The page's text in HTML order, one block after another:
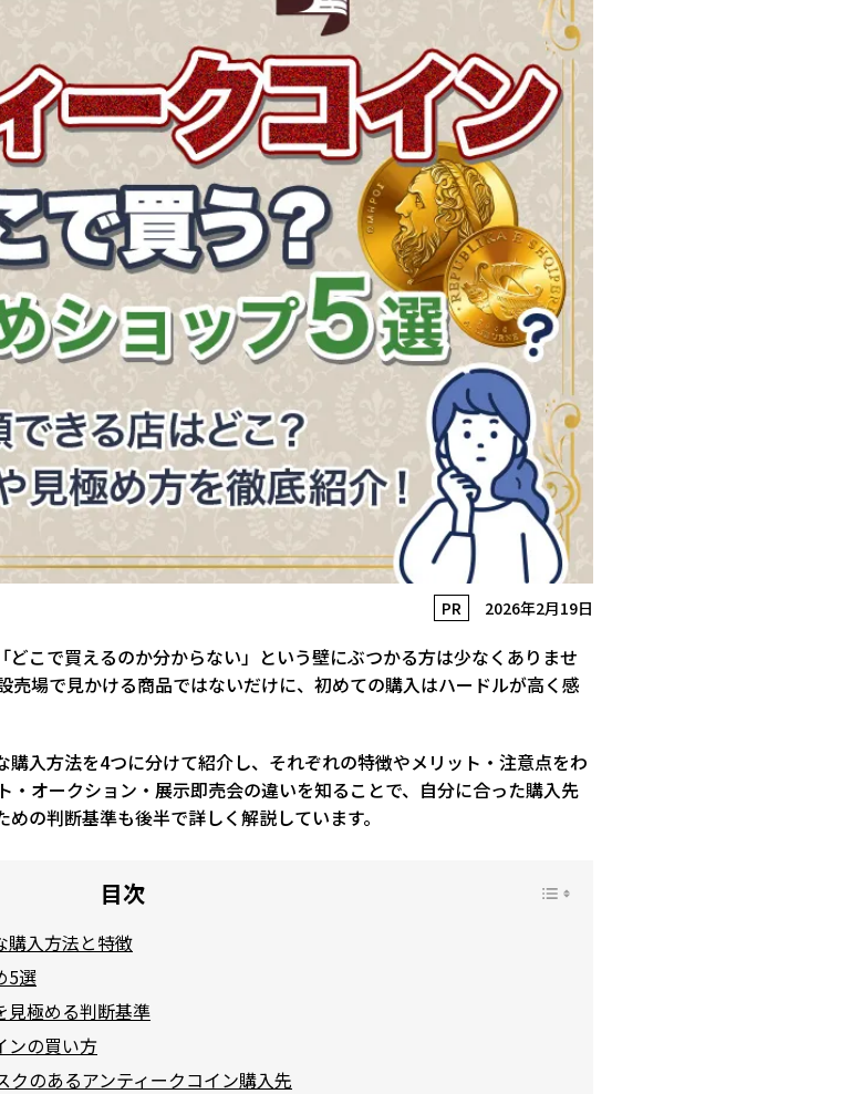
PR 2026年2月19日
こで買えるのか分からない」という壁にぶつかる方は少なくありませ
売場で見かける商品ではないだけに、初めての購入はハードルが高く感
入方法を4つに分けて紹介し、それぞれの特徴やメリット・注意点をわ
・オークション・展示即売会の違いを知ることで、自分に合った購入先
の判断基準も後半で詳しく解説しています。
購入方法と特徴
5選
見極める判断基準
ンの買い方
クのあるアンティークコイン購入先